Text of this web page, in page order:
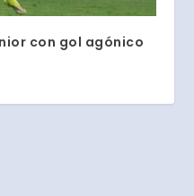
con gol agónico